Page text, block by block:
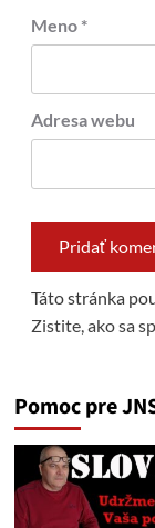
Meno *
Adresa webu
Táto stránka
Zistite, ako sa
Pomoc pre